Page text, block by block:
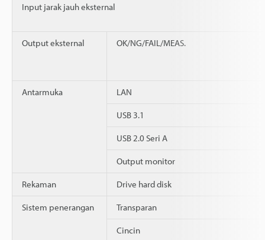
Input jarak jauh eksternal
Output eksternal OK/NG/FAIL/MEAS.
Antarmuka LAN
USB 3.1
USB 2.0 Seri A
Output monitor
Rekaman Drive hard disk
Sistem penerangan Transparan
Cincin